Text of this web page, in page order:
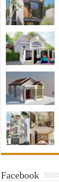
Facebook